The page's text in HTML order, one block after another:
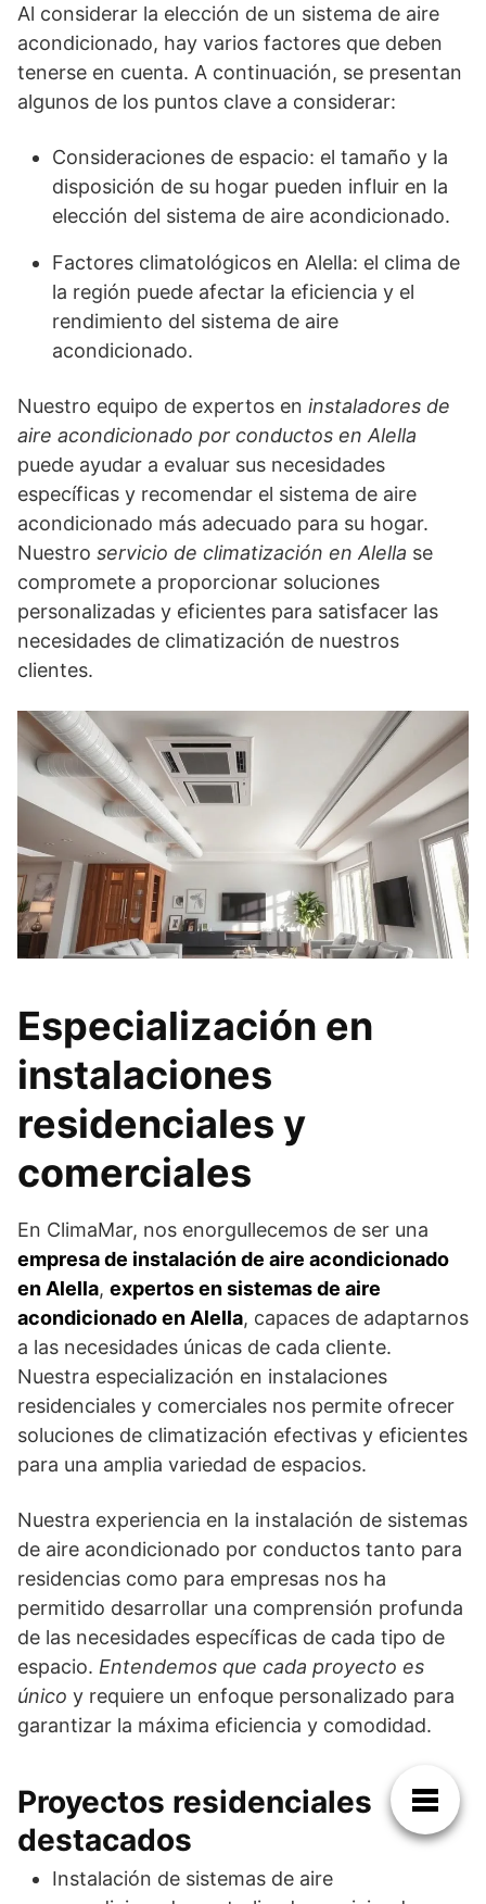
Al considerar la elección de un sistema de aire
acondicionado, hay varios factores que deben
tenerse en cuenta. A continuación, se presentan
algunos de los puntos clave a considerar:
Consideraciones de espacio: el tamaño y la
disposición de su hogar pueden influir en la
elección del sistema de aire acondicionado.
Factores climatológicos en Alella: el clima de
la región puede afectar la eficiencia y el
rendimiento del sistema de aire
acondicionado.
Nuestro equipo de expertos en instaladores de
aire acondicionado por conductos en Alella
puede ayudar a evaluar sus necesidades
específicas y recomendar el sistema de aire
acondicionado más adecuado para su hogar.
Nuestro servicio de climatización en Alella se
compromete a proporcionar soluciones
personalizadas y eficientes para satisfacer las
necesidades de climatización de nuestros
clientes.
Especialización en
instalaciones
residenciales y
comerciales
En ClimaMar, nos enorgullecemos de ser una
empresa de instalación de aire acondicionado
en Alella, expertos en sistemas de aire
acondicionado en Alella, capaces de adaptarnos
a las necesidades únicas de cada cliente.
Nuestra especialización en instalaciones
residenciales y comerciales nos permite ofrecer
soluciones de climatización efectivas y eficientes
para una amplia variedad de espacios.
Nuestra experiencia en la instalación de sistemas
de aire acondicionado por conductos tanto para
residencias como para empresas nos ha
permitido desarrollar una comprensión profunda
de las necesidades específicas de cada tipo de
espacio. Entendemos que cada proyecto es
único y requiere un enfoque personalizado para
garantizar la máxima eficiencia y comodidad.
Proyectos residenciales
destacados
Instalación de sistemas de aire